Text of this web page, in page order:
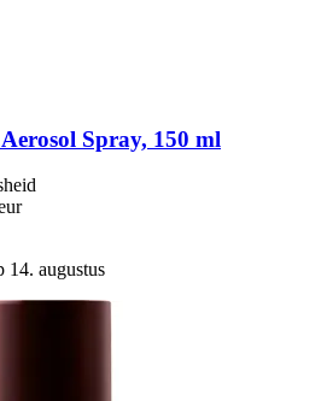
Spray, 150 ml
augustus